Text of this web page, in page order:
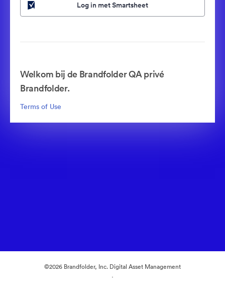
Log in met Smartsheet
Welkom bij de Brandfolder QA privé
Brandfolder.
Terms of Use
©2026 Brandfolder, Inc. Digital Asset Management
·